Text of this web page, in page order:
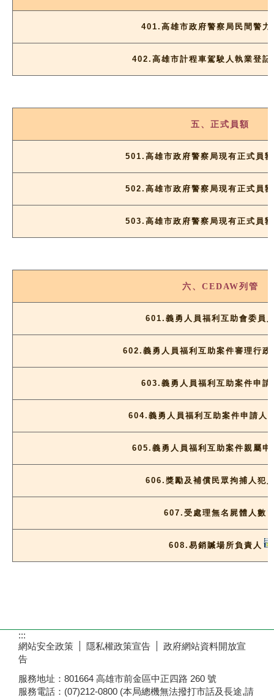
401.高雄市政府警察局民間警力
402.高雄市計程車駕駛人執業登記
五、正式員額
501.高雄市政府警察局現有正式員
502.高雄市政府警察局現有正式員
503.高雄市政府警察局現有正式員
六、CEDAW列管
601.義勇人員福利互助會委員
602.義勇人員福利互助案件審理行政
603.義勇人員福利互助案件申請
604.義勇人員福利互助案件申請人
605.義勇人員福利互助案件親屬申
606.獎勵及補償民眾拘捕人犯
607.受處理無名屍體人數
608.易銷贓場所負責人
:::
網站安全政策
隱私權政策宣告
政府網站資料開放宣
告
服務地址：801664 高雄市前金區中正四路 260 號
服務電話：(07)212-0800 (本局總機無法撥打市話及長途,請